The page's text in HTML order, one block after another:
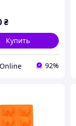
₴
Купить
92%